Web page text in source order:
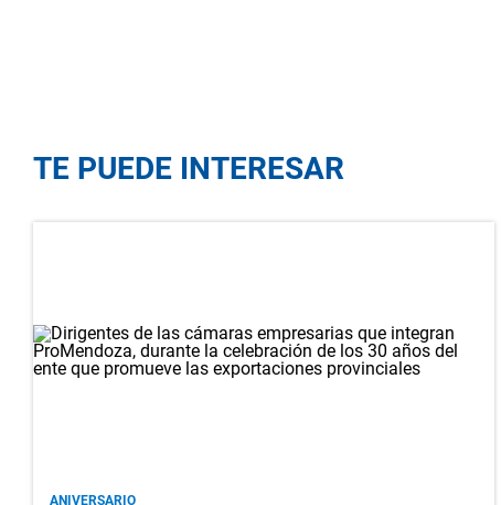
TE PUEDE INTERESAR
ANIVERSARIO